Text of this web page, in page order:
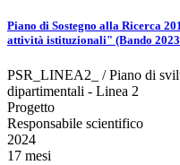
Piano di Sostegno alla Ricerca
attività istituzionali" (Bando 2023
PSR_LINEA2_ / Piano di
dipartimentali - Linea 2
Progetto
Responsabile scientifico
2024
17 mesi